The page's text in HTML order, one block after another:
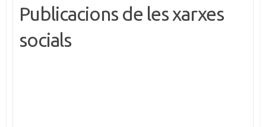
Publicacions de les xarxes
socials